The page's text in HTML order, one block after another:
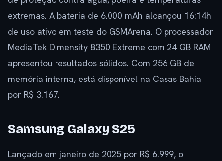
extremas. A bateria de 6.000 mAh alcançou 16:14h
de uso ativo em teste do GSMArena. O processador
MediaTek Dimensity 8350 Extreme com 24 GB RAM
apresentou resultados sólidos. Com 256 GB de
memória interna, está disponível na Casas Bahia
por R$ 3.167.
Samsung Galaxy S25
Lançado em janeiro de 2025 por R$ 6.999, o